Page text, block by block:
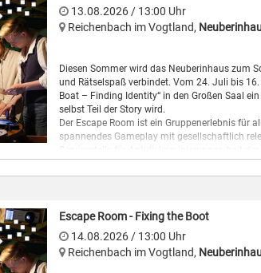
13.08.2026/ 13:00 Uhr
Reichenbach im Vogtland,
Diesen Sommer wird das Neuberinhaus zum
und Rätselspaß verbindet. Vom 24. Juli bis
Boat – Finding Identity“ in den Großen Saal
selbst Teil der Story wird.
Der Escape Room ist ein Gruppenerlebnis für
spannendes Gameplay mit gesellschaftlich
wird das Projekt durch die Kulturstiftung des
Spieler:innen begeben sich auf ein
knifflige Rätsel und eine spannende
und die Vielfalt jüdischen Lebens, sondern
Teamwork: Nur gemeinsam kann die
gerettet werden. Das Spiel ist für Einsteiger
Escape Room - Fixing the Boot
14.08.2026/ 13:00 Uhr
Reichenbach im Vogtland,